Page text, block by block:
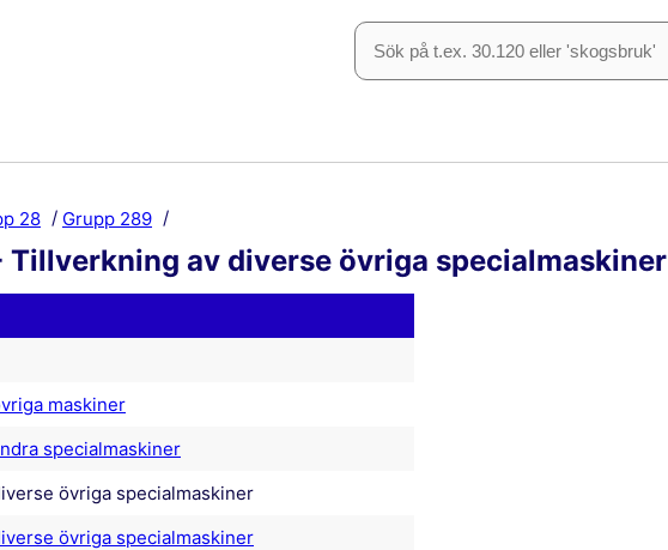
28 Grupp 289
Tillverkning av diverse övriga specialmaskiner
maskiner
specialmaskiner
övriga specialmaskiner
övriga specialmaskiner